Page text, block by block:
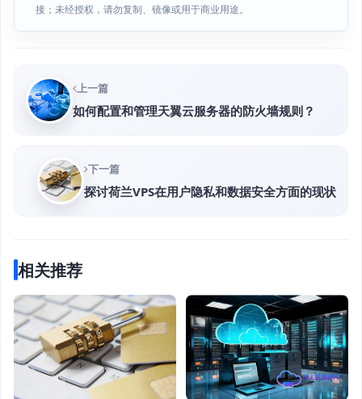
接；未经授权，请勿复制、镜像或用于商业用途。
上一篇
如何配置和管理天翼云服务器的防火墙规则？
下一篇
探讨荷兰VPS在用户隐私和数据安全方面的现状
相关推荐